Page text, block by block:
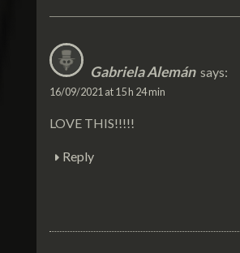
Gabriela Alemán says:
16/09/2021 at 15 h 24 min
LOVE THIS!!!!!
Reply